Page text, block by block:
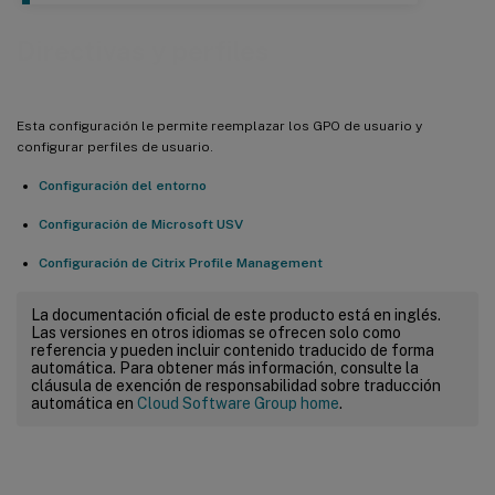
Esta configuración le permite reemplazar los GPO de usuario y
configurar perfiles de usuario.
Configuración del entorno
Configuración de Microsoft USV
Configuración de Citrix Profile Management
La documentación oficial de este producto está en inglés.
Las versiones en otros idiomas se ofrecen solo como
referencia y pueden incluir contenido traducido de forma
automática. Para obtener más información, consulte la
cláusula de exención de responsabilidad sobre traducción
automática en Cloud Software Group home.